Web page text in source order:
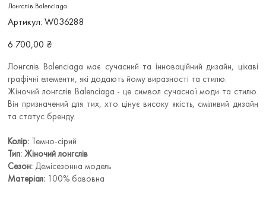
Лонгслів Balenciaga
Артикул: Артикул
W036288
W036288
Ціна
6 700,00 ₴
Лонгслів Balenciaga має сучасний та інноваційний дизайн, цікаві
графічні елементи, які додають йому виразності та стилю.
Жіночий лонгслів Balenciaga - це символ сучасної моди та стилю.
Він призначений для тих, хто цінує високу якість, сміливий дизайн
та статус бренду.
Колір: Темно-сірий
Тип: Жіночий лонгслів
Сезон: Демісезонна модель
Матеріал: 100% бавовна